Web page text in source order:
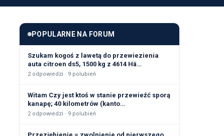
POPULARNE NA FORUM
Szukam kogoś z lawetą do przewiezienia
auta citroen ds5, 1500 kg z 4614 Hä…
2odpowiedzi · 9 polubień
Witam Czy jest ktoś w stanie przewieźć sporą
kanapę; 40 kilometrów (kanto…
2odpowiedzi · 9 polubień